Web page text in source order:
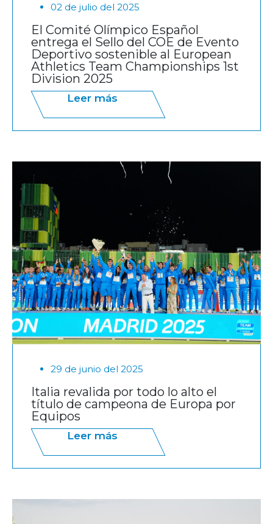
02 de julio del 2025
El Comité Olímpico Español
entrega el Sello del COE de Evento
Deportivo sostenible al European
Athletics Team Championships 1st
Division 2025
Leer más
29 de junio del 2025
Italia revalida por todo lo alto el
título de campeona de Europa por
Equipos
Leer más